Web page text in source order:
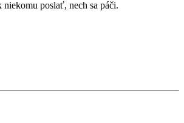
niekomu poslať, nech sa páči.